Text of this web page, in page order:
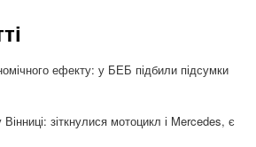
ефекту: у БЕБ підбили підсумки
зіткнулися мотоцикл і Mercedes, є